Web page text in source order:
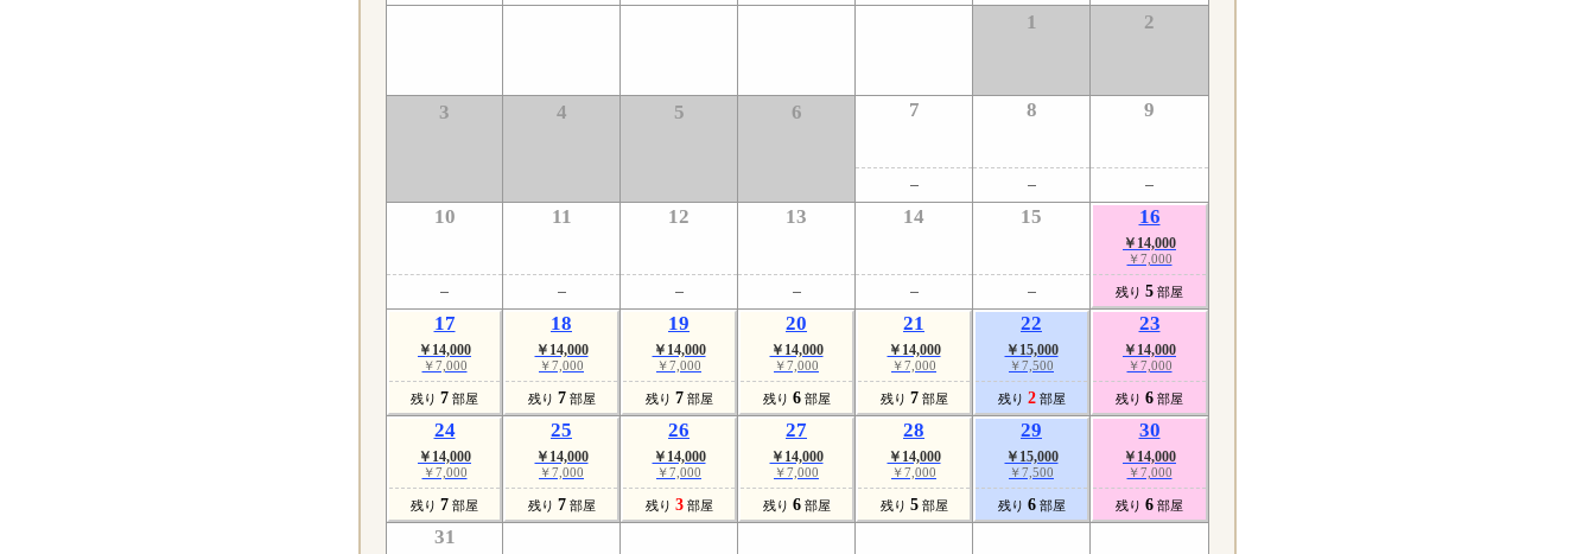
1 2
3 4 5 6 7 8 9
10 11 12 13 14 15 16
￥14,000
￥7,000
残り 5 部屋
17
￥14,000
￥7,000
残り 7 部屋
18
￥14,000
￥7,000
残り 7 部屋
19
￥14,000
￥7,000
残り 7 部屋
20
￥14,000
￥7,000
残り 6 部屋
21
￥14,000
￥7,000
残り 7 部屋
22
￥15,000
￥7,500
残り 2 部屋
23
￥14,000
￥7,000
残り 6 部屋
24
￥14,000
￥7,000
残り 7 部屋
25
￥14,000
￥7,000
残り 7 部屋
26
￥14,000
￥7,000
残り 3 部屋
27
￥14,000
￥7,000
残り 6 部屋
28
￥14,000
￥7,000
残り 5 部屋
29
￥15,000
￥7,500
残り 6 部屋
30
￥14,000
￥7,000
残り 6 部屋
31